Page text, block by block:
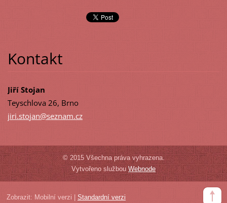
Kontakt
Jiří Stojan
Teyschlova 26, Brno
jiri.stojan@seznam.cz
© 2015 Všechna práva vyhrazena.
Vytvořeno službou Webnode
Zobrazit: Mobilní verzi | Standardní verzi